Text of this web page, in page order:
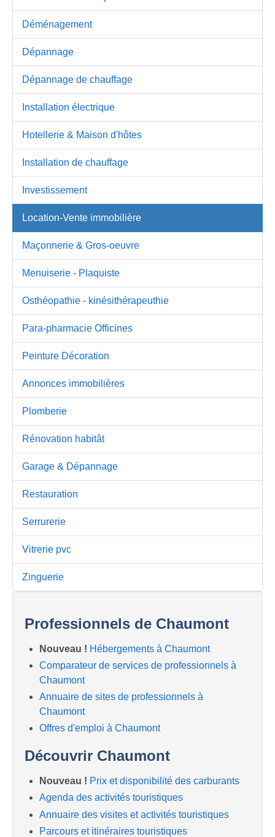
Déménagement
Dépannage
Dépannage de chauffage
Installation électrique
Hotellerie & Maison d'hôtes
Installation de chauffage
Investissement
Location-Vente immobilière
Maçonnerie & Gros-oeuvre
Menuiserie - Plaquiste
Osthéopathie - kinésithérapeuthie
Para-pharmacie Officines
Peinture Décoration
Annonces immobilières
Plomberie
Rénovation habitât
Garage & Dépannage
Restauration
Serrurerie
Vitrerie pvc
Zinguerie
Professionnels de Chaumont
Nouveau ! Hébergements à Chaumont
Comparateur de services de professionnels à
Chaumont
Annuaire de sites de professionnels à
Chaumont
Offres d'emploi à Chaumont
Découvrir Chaumont
Nouveau ! Prix et disponibilité des carburants
Agenda des activités touristiques
Annuaire des visites et activités touristiques
Parcours et itinéraires touristiques